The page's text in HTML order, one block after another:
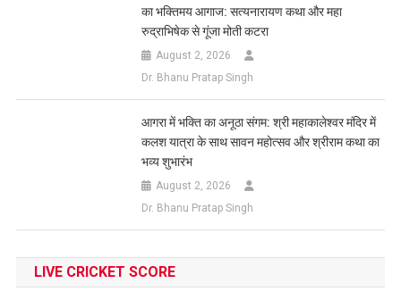
का भक्तिमय आगाज: सत्यनारायण कथा और महा
रुद्राभिषेक से गूंजा मोती कटरा
August 2, 2026
Dr. Bhanu Pratap Singh
आगरा में भक्ति का अनूठा संगम: श्री महाकालेश्वर मंदिर में
कलश यात्रा के साथ सावन महोत्सव और श्रीराम कथा का
भव्य शुभारंभ
August 2, 2026
Dr. Bhanu Pratap Singh
LIVE CRICKET SCORE